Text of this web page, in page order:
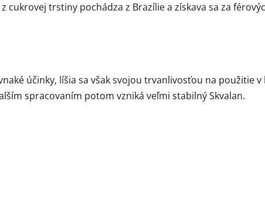
cukrovej trstiny pochádza z Brazílie a získava sa za
účinky, líšia sa však svojou trvanlivosťou na použitie
spracovaním potom vzniká veľmi stabilný Skvalan.